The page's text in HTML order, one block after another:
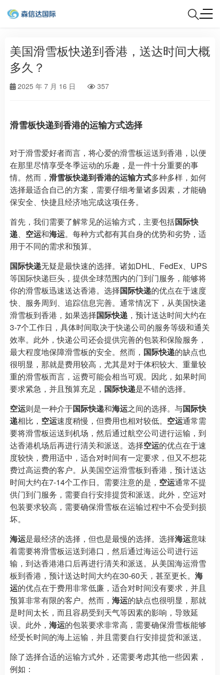
美国滑雪板快递到香港，送达时间大概
多久？
2025 年 7 月 16 日 357
滑雪板快递到香港的运输方式选择
对于滑雪爱好者而言，将心爱的滑雪板运送到香港，以便
在那里尽情享受冬季运动的乐趣，是一件十分重要的事
情。然而， 滑雪板快递到香港的运输方式多种多样，如何
选择最适合自己的方案，需要仔细考量诸多因素，才能确
保安全、快捷且经济地完成这项任务。
首先，我们需要了解常见的运输方式，主要包括国际快
递、 空运和海运。每种方式都有其自身的优势和劣势，适
用于不同的需求和预算。
国际快递无疑是最快速的选择。诸如DHL、FedEx、UPS
等国际快递巨头，提供全球范围内的门到门服务，能够将
你的滑雪板迅速送达香港。选择国际快递的优点在于速度
快、服务周到、追踪信息完善。通常情况下，从美国快递
滑雪板到香港，如果选择国际快递 ，预计送达时间大约在
3-7个工作日，具体时间取决于快递公司的服务等级和通关
效率。此外，快递公司还会提供完善的包装和保险服务，
最大程度地保障滑雪板的安全。然而， 国际快递的缺点也
很明显，那就是费用较高，尤其是对于体积较大、重量较
重的滑雪板而言，运费可能会相当可观。因此，如果时间
要求紧急，并且预算充足， 国际快递是不错的选择。
空运则是一种介于国际快递和海运之间的选择。与国际快
递相比， 空运速度稍慢，但费用也相对较低。 空运通常需
要将滑雪板运送到机场，然后通过航空公司进行运输，到
达香港机场后再进行清关和派送。选择空运的优点在于速
度较快，费用适中，适合对时间有一定要求，但又不想花
费过高运费的客户。从美国空运滑雪板到香港，预计送达
时间大约在7-14个工作日。需要注意的是， 空运通常不提
供门到门服务，需要自行安排提货和派送。此外，空运对
包装要求较高，需要确保滑雪板在运输过程中不会受到损
坏。
海运是最经济的选择，但也是最慢的选择。选择海运意味
着需要将滑雪板运送到港口，然后通过海运公司进行运
输，到达香港港口后再进行清关和派送。从美国海运滑雪
板到香港，预计送达时间大约在30-60天，甚至更长。 海
运的优点在于费用非常低廉，适合对时间没有要求，并且
预算非常有限的客户。然而， 海运的缺点也很明显，那就
是时间太长，而且容易受到天气等因素的影响，导致延
误。此外， 海运的包装要求非常高，需要确保滑雪板能够
经受长时间的海上运输，并且需要自行安排提货和派送。
除了选择合适的运输方式外，还需要考虑其他一些因素，
例如：